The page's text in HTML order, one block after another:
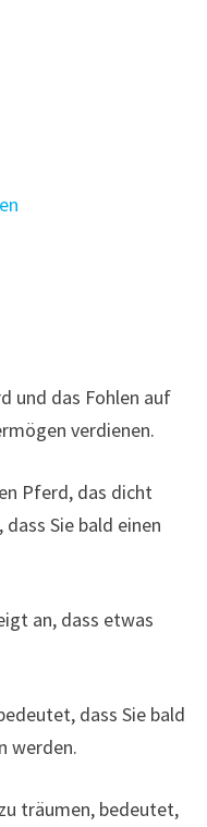
und das Fohlen auf
verdienen.
Pferd, das dicht
Sie bald einen
an, dass etwas
dass Sie bald
werden.
träumen, bedeutet,